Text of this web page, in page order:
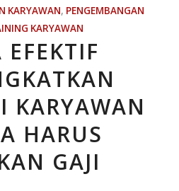
KARYAWAN, PENGEMBANGAN
KARYAWAN
EFEKTIF
KARYAWAN
HARUS
GAJI